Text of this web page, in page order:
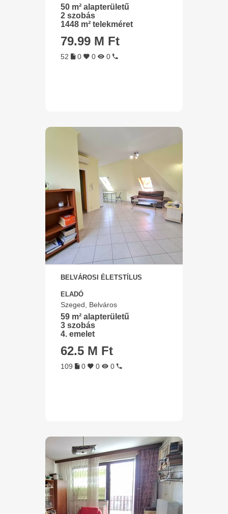
50 m² alapterületű
2 szobás
1448 m² telekméret
79.99 M Ft
52 0 0 0
BELVÁROSI ÉLETSTÍLUS
ELADÓ
Szeged, Belváros
59 m² alapterületű
3 szobás
4. emelet
62.5 M Ft
109 0 0 0